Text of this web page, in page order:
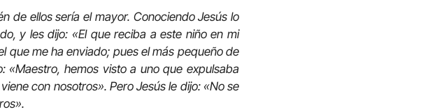
de ellos sería el mayor. Conociendo Jesús lo
y les dijo: «El que reciba a este niño en mi
que me ha enviado; pues el más pequeño de
«Maestro, hemos visto a uno que expulsaba
con nosotros». Pero Jesús le dijo: «No se